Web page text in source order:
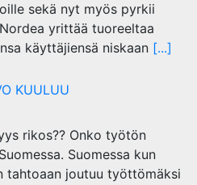
sekä nyt myös pyrkii
yrittää tuoreeltaa
käyttäjiensä niskaan [...]
KUULUU
rikos?? Onko työtön
Suomessa kun
tahtoaan joutuu työttömäksi